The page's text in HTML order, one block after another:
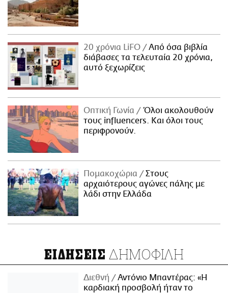
20 χρόνια LiFO
Από όσα βιβλία
διάβασες τα τελευταία 20 χρόνια,
αυτό ξεχωρίζεις
Οπτική Γωνία
Όλοι ακολουθούν
τους influencers. Και όλοι τους
περιφρονούν.
Πομακοχώρια
Στους
αρχαιότερους αγώνες πάλης με
λάδι στην Ελλάδα
ΕΙΔΗΣΕΙΣ ΔΗΜΟΦΙΛΗ
Διεθνή
Αντόνιο Μπαντέρας: «Η
καρδιακή προσβολή ήταν το